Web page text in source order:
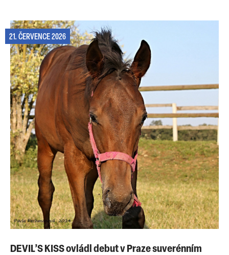
21. ČERVENCE 2026
DEVIL’S KISS ovládl debut v Praze suverénním